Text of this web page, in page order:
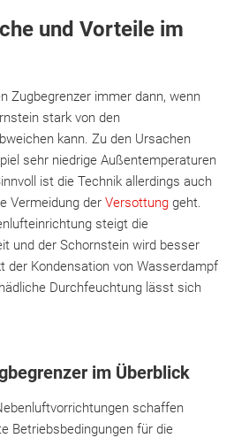
und Vorteile im
Zugbegrenzer immer dann, wenn
stark von den
kann. Zu den Ursachen
sehr niedrige Außentemperaturen
ist die Technik allerdings auch
Vermeidung der Versottung geht.
steigt die
und der Schornstein wird besser
der Kondensation von Wasserdampf
Durchfeuchtung lässt sich
im Überblick
schaffen
Betriebsbedingungen für die